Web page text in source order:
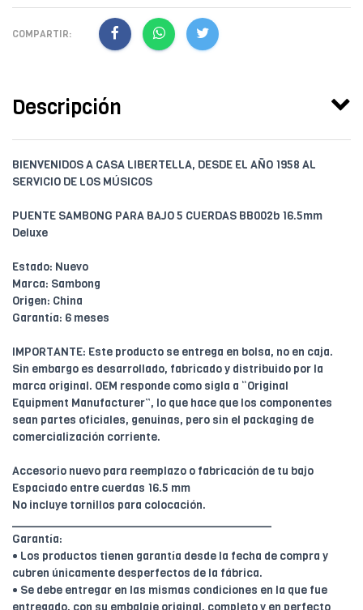
COMPARTIR:
Descripción
BIENVENIDOS A CASA LIBERTELLA, DESDE EL AÑO 1958 AL
SERVICIO DE LOS MÚSICOS
PUENTE SAMBONG PARA BAJO 5 CUERDAS BB002b 16.5mm
Deluxe
Estado: Nuevo
Marca: Sambong
Origen: China
Garantía: 6 meses
IMPORTANTE: Este producto se entrega en bolsa, no en caja.
Sin embargo es desarrollado, fabricado y distribuido por la
marca original. OEM responde como sigla a “Original
Equipment Manufacturer”, lo que hace que los componentes
sean partes oficiales, genuinas, pero sin el packaging de
comercialización corriente.
Accesorio nuevo para reemplazo o fabricación de tu bajo
Espaciado entre cuerdas 16.5 mm
No incluye tornillos para colocación.
________________________________________
Garantía:
• Los productos tienen garantía desde la fecha de compra y
cubren únicamente desperfectos de la fábrica.
• Se debe entregar en las mismas condiciones en la que fue